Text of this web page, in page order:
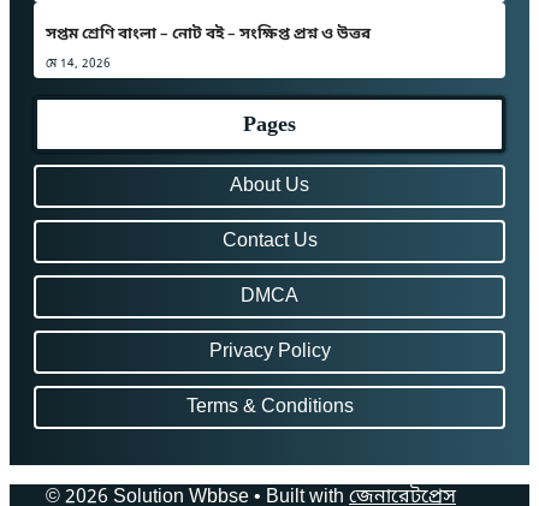
সপ্তম শ্রেণি বাংলা – নোট বই – সংক্ষিপ্ত প্রশ্ন ও উত্তর
মে 14, 2026
Pages
About Us
Contact Us
DMCA
Privacy Policy
Terms & Conditions
© 2026 Solution Wbbse• Built with জেনারেটপ্রেস